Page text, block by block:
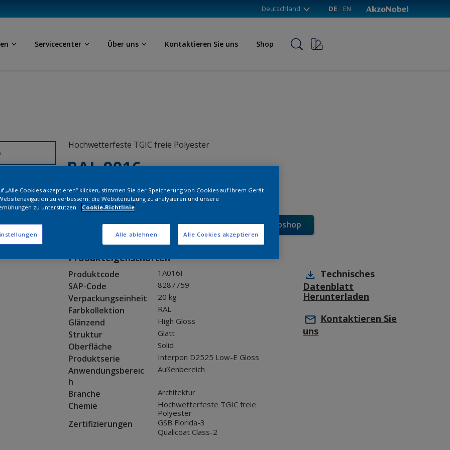
Deutschland DE EN
Servicecenter Über uns Kontaktieren Sie uns Shop
Hochwetterfeste TGIC freie Polyester
RAL 9016
1A016I
Muster bestellen Bestellen Sie direkt im Webshop
Produkteigenschaften
Produktcode 1A016I
SAP-Code 8287759
Verpackungseinheit 20 kg
Farbkollektion RAL
Glänzend High Gloss
Struktur Glatt
Oberfläche Solid
Produktserie Interpon D2525 Low-E Gloss
Anwendungsbereic
h
Außenbereich
Branche Architektur
Chemie
Hochwetterfeste TGIC freie
Polyester
Zertifizierungen
GSB Florida-3
Qualicoat Class-2
Technisches
Datenblatt
Herunterladen
Kontaktieren Sie
uns
„Alle Cookies akzeptieren“ klicken, stimmen Sie der Speicherung von Cookies auf Ihrem Gerät
zu verbessern, die Websitenutzung zu analysieren und unsere
zu unterstützen.
Cookie-Richtlinie
Alle ablehnen Alle Cookies akzeptieren